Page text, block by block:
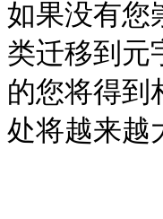
如果没有您
类迁移到元
的您将得到